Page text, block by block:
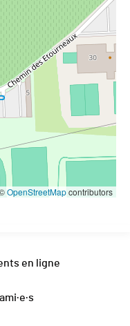
OpenStreetMapcontributors
en ligne